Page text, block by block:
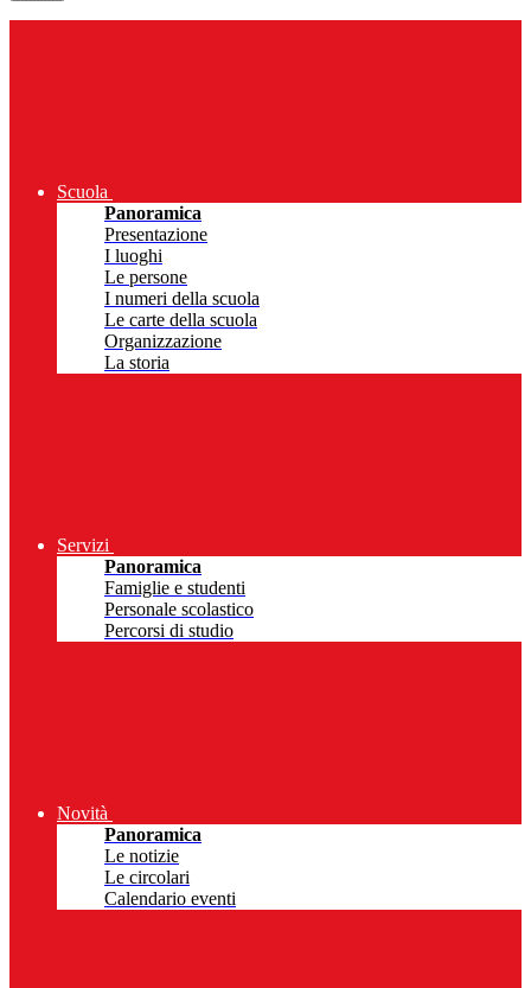
Scuola
Panoramica
Presentazione
I luoghi
Le persone
I numeri della scuola
Le carte della scuola
Organizzazione
La storia
Servizi
Panoramica
Famiglie e studenti
Personale scolastico
Percorsi di studio
Novità
Panoramica
Le notizie
Le circolari
Calendario eventi